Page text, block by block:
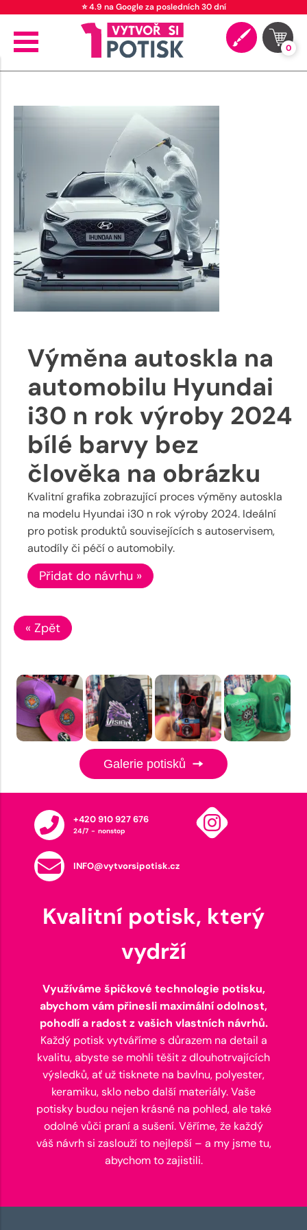
⭐ 4.9 na Google za posledních 30 dní
0
Výměna autoskla na
automobilu Hyundai
i30 n rok výroby 2024
bílé barvy bez
člověka na obrázku
Kvalitní grafika zobrazující proces výměny autoskla
na modelu Hyundai i30 n rok výroby 2024. Ideální
pro potisk produktů souvisejících s autoservisem,
autodíly či péčí o automobily.
Přidat do návrhu »
« Zpět
Galerie potisků
+420 910 927 676
24/7 - nonstop
INFO@vytvorsipotisk.cz
Kvalitní potisk, který
vydrží
Využíváme špičkové technologie potisku,
abychom vám přinesli maximální odolnost,
pohodlí a radost z vašich vlastních návrhů.
Každý potisk vytváříme s důrazem na detail a
kvalitu, abyste se mohli těšit z dlouhotrvajících
výsledků, ať už tisknete na bavlnu, polyester,
keramiku, sklo nebo další materiály. Vaše
potisky budou nejen krásné na pohled, ale také
odolné vůči praní a sušení. Věříme, že každý
váš návrh si zaslouží to nejlepší – a my jsme tu,
abychom to zajistili.